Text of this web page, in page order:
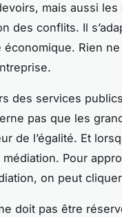
mais aussi
des conflits. Il
Rien
des services
pas que les
de l’égalité. Et
médiation. Pour
on peut
doit pas être